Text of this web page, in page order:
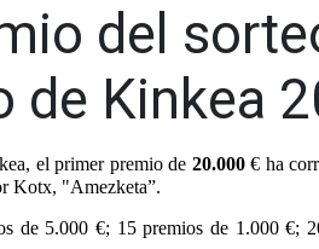
del
de Kinkea
el primer premio de 20.000€ ha
Kotx, "Amezketa”.
de 5.000 €; 15 premios de 1.000 €;